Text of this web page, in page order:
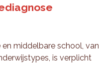
en middelbare school, van
is verplicht